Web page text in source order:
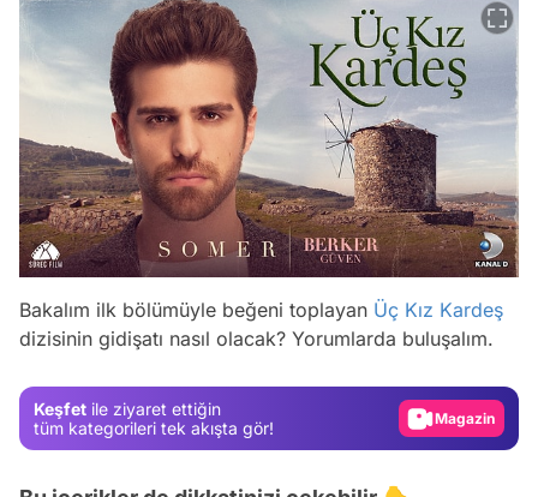
Bakalım ilk bölümüyle beğeni toplayan Üç Kız Kardeş
dizisinin gidişatı nasıl olacak? Yorumlarda buluşalım.
Keşfet ile ziyaret ettiğin
tüm kategorileri tek akışta gör!
Video
Test
Magazin